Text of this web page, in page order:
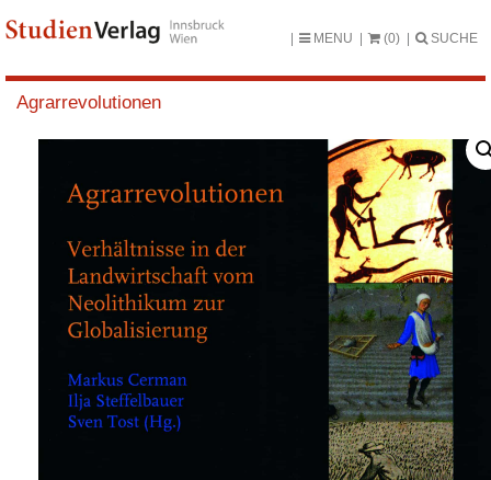
MENU (0) SUCHE
Agrarrevolutionen